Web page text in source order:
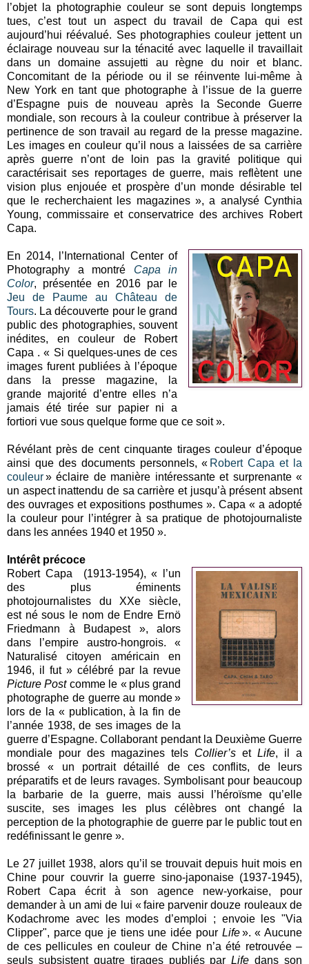
l’objet la photographie couleur se sont depuis longtemps
tues, c’est tout un aspect du travail de Capa qui est
aujourd’hui réévalué. Ses photographies couleur jettent un
éclairage nouveau sur la ténacité avec laquelle il travaillait
dans un domaine assujetti au règne du noir et blanc.
Concomitant de la période ou il se réinvente lui-même à
New York en tant que photographe à l’issue de la guerre
d’Espagne puis de nouveau après la Seconde Guerre
mondiale, son recours à la couleur contribue à préserver la
pertinence de son travail au regard de la presse magazine.
Les images en couleur qu’il nous a laissées de sa carrière
après guerre n’ont de loin pas la gravité politique qui
caractérisait ses reportages de guerre, mais reflètent une
vision plus enjouée et prospère d’un monde désirable tel
que le recherchaient les magazines », a analysé Cynthia
Young, commissaire et conservatrice des archives Robert
Capa.
En 2014, l’International Center of
Photography a montré Capa in
Color, présentée en 2016 par le
Jeu de Paume au Château de
Tours. La découverte pour le grand
public des photographies, souvent
inédites, en couleur de Robert
Capa . « Si quelques-unes de ces
images furent publiées à l’époque
dans la presse magazine, la
grande majorité d’entre elles n’a
jamais été tirée sur papier ni a
fortiori vue sous quelque forme que ce soit ».
Révélant près de cent cinquante tirages couleur d’époque
ainsi que des documents personnels, « Robert Capa et la
couleur» éclaire de manière intéressante et surprenante «
un aspect inattendu de sa carrière et jusqu’à présent absent
des ouvrages et expositions posthumes ». Capa « a adopté
la couleur pour l’intégrer à sa pratique de photojournaliste
dans les années 1940 et 1950 ».
Intérêt précoce
Robert Capa (1913-1954), « l’un
des plus éminents
photojournalistes du XXe siècle,
est né sous le nom de Endre Ernö
Friedmann à Budapest », alors
dans l’empire austro-hongrois. «
Naturalisé citoyen américain en
1946, il fut » célébré par la revue
Picture Postcomme le « plus grand
photographe de guerre au monde »
lors de la « publication, à la fin de
l’année 1938, de ses images de la
guerre d’Espagne. Collaborant pendant la Deuxième Guerre
mondiale pour des magazines tels Collier’s et Life, il a
brossé « un portrait détaillé de ces conflits, de leurs
préparatifs et de leurs ravages. Symbolisant pour beaucoup
la barbarie de la guerre, mais aussi l’héroïsme qu’elle
suscite, ses images les plus célèbres ont changé la
perception de la photographie de guerre par le public tout en
redéfinissant le genre ».
Le 27 juillet 1938, alors qu’il se trouvait depuis huit mois en
Chine pour couvrir la guerre sino-japonaise (1937-1945),
Robert Capa écrit à son agence new-yorkaise, pour
demander à un ami de lui « faire parvenir douze rouleaux de
Kodachrome avec les modes d’emploi ; envoie les "Via
Clipper", parce que je tiens une idée pour Life». « Aucune
de ces pellicules en couleur de Chine n’a été retrouvée –
seuls subsistent quatre tirages publiés parLifedans son